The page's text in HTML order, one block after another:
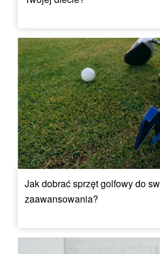
Jak dobrać sprzęt golfowy do
zaawansowania?